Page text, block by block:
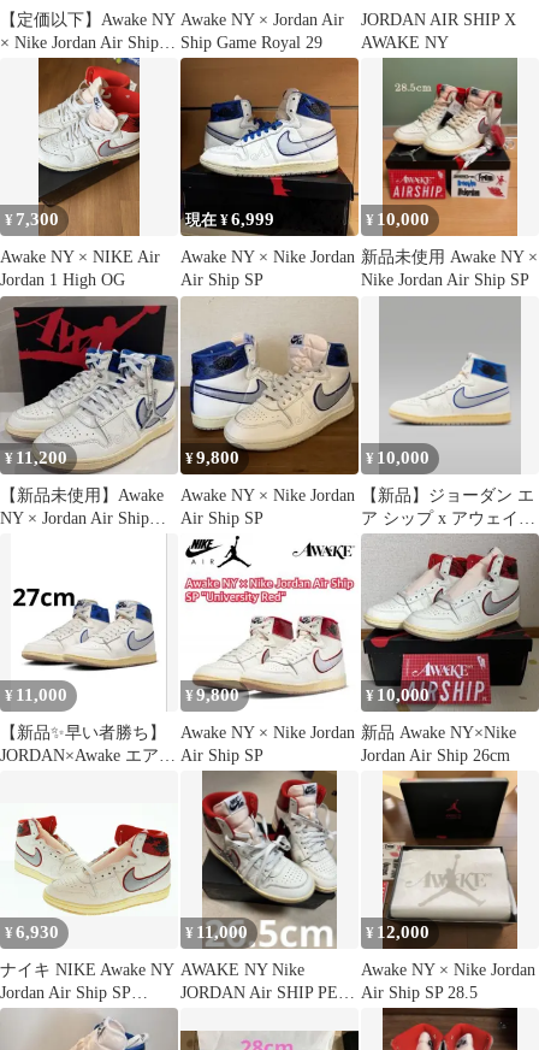
【定価以下】Awake NY
× Nike Jordan Air Ship
Awake NY × Jordan Air
Ship Game Royal 29
JORDAN AIR SHIP X
AWAKE NY
¥ 7,300
Awake NY × NIKE Air
Jordan 1 High OG
現在 ¥6,999
Awake NY × Nike Jordan
Air Ship SP
¥ 10,000
新品未使用 Awake NY ×
Nike Jordan Air Ship SP
¥ 11,200
【新品未使用】Awake
NY × Jordan Air Ship
¥9,800
Awake NY × Nike Jordan
Air Ship SP
¥ 10,000
【新品】ジョーダン エ
ア シップ x アウェイク
NY "Game Royal"
¥ 11,000
【新品✨️早い者勝ち】
JORDAN×Awake エアー
¥9,800
Awake NY × Nike Jordan
Air Ship SP
¥ 10,000
新品 Awake NY×Nike
Jordan Air Ship 26cm
¥6,930
ナイキ NIKE Awake NY
Jordan Air Ship SP
University Red アウェイ
クニューヨークスニー
¥ 11,000
AWAKE NY Nike
JORDAN Air SHIP PE
¥ 12,000
Awake NY × Nike Jordan
Air Ship SP 28.5